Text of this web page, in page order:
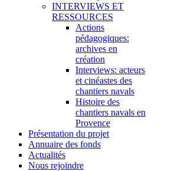
INTERVIEWS ET
RESSOURCES
Actions
pédagogiques:
archives en
création
Interviews: acteurs
et cinéastes des
chantiers navals
Histoire des
chantiers navals en
Provence
Présentation du projet
Annuaire des fonds
Actualités
Nous rejoindre